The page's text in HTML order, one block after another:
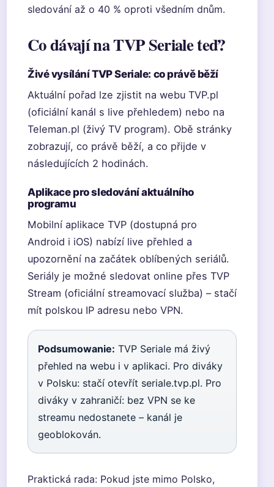
sledování až o 40 % oproti všedním dnům.
Co dávají na TVP Seriale teď?
Živé vysílání TVP Seriale: co právě běží
Aktuální pořad lze zjistit na webu TVP.pl
(oficiální kanál s live přehledem) nebo na
Teleman.pl (živý TV program). Obě stránky
zobrazují, co právě běží, a co přijde v
následujících 2 hodinách.
Aplikace pro sledování aktuálního
programu
Mobilní aplikace TVP (dostupná pro
Android i iOS) nabízí live přehled a
upozornění na začátek oblíbených seriálů.
Seriály je možné sledovat online přes TVP
Stream (oficiální streamovací služba) – stačí
mít polskou IP adresu nebo VPN.
Podsumowanie: TVP Seriale má živý
přehled na webu i v aplikaci. Pro diváky
v Polsku: stačí otevřít seriale.tvp.pl. Pro
diváky v zahraničí: bez VPN se ke
streamu nedostanete – kanál je
geoblokován.
Praktická rada: Pokud jste mimo Polsko,